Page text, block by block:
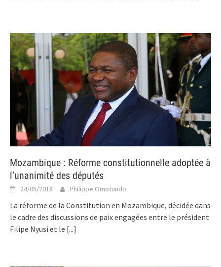
Mozambique : Réforme constitutionnelle adoptée à
l’unanimité des députés
24/05/2018 Philippe Omotundo
La réforme de la Constitution en Mozambique, décidée dans
le cadre des discussions de paix engagées entre le président
Filipe Nyusi et le [...]